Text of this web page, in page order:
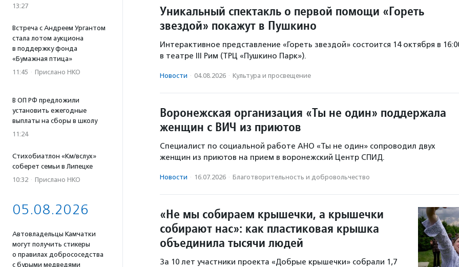
13:27
Встреча с Андреем Ургантом
стала лотом аукциона
в поддержку фонда
«Бумажная птица»
11:45 · Прислано НКО
В ОП РФ предложили
установить ежегодные
выплаты на сборы в школу
11:24
Стихобиатлон «Км/вслух»
соберет семьи в Липецке
10:32 · Прислано НКО
05.08.2026
Автовладельцы Камчатки
могут получить стикеры
о правилах добрососедства
с бурыми медведями
Уникальный спектакль о первой помощи «Гореть
звездой» покажут в Пушкино
Интерактивное представление «Гореть звездой» состоится 14 октября в
в театре III Рим (ТРЦ «Пушкино Парк»).
Новости · 04.08.2026 · Культура и просвещение
Воронежская организация «Ты не один» поддержала
женщин с ВИЧ из приютов
Специалист по социальной работе АНО «Ты не один» сопроводил двух
женщин из приютов на прием в воронежский Центр СПИД.
Новости · 16.07.2026 · Благотвори­тель­ность и доброволь­чест­во
«Не мы собираем крышечки, а крышечки
собирают нас»: как пластиковая крышка
объединила тысячи людей
За 10 лет участники проекта «Добрые крышечки» собрали 1,7